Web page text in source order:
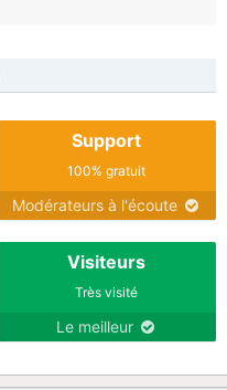
Support
100% gratuit
Modérateurs à l'écoute
Visiteurs
Très visité
Le meilleur